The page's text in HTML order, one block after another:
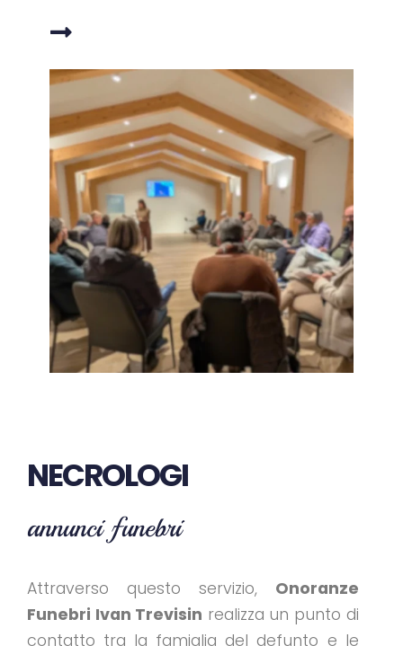
NECROLOGI
annunci funebri
Attraverso questo servizio, Onoranze
Funebri Ivan Trevisin realizza un punto di
contatto tra la famiglia del defunto e le